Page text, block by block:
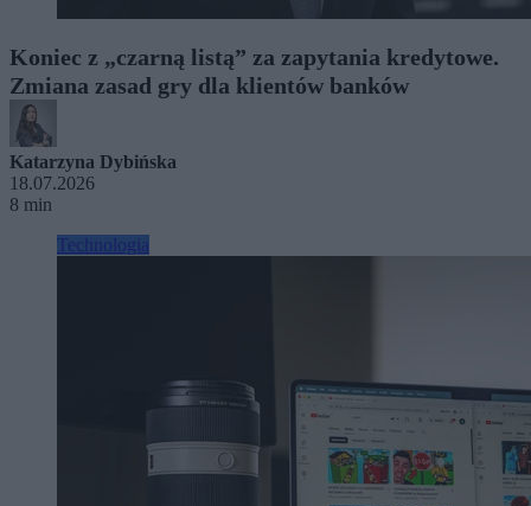
Koniec z „czarną listą” za zapytania kredytowe.
Zmiana zasad gry dla klientów banków
Katarzyna Dybińska
18.07.2026
8 min
Technologia